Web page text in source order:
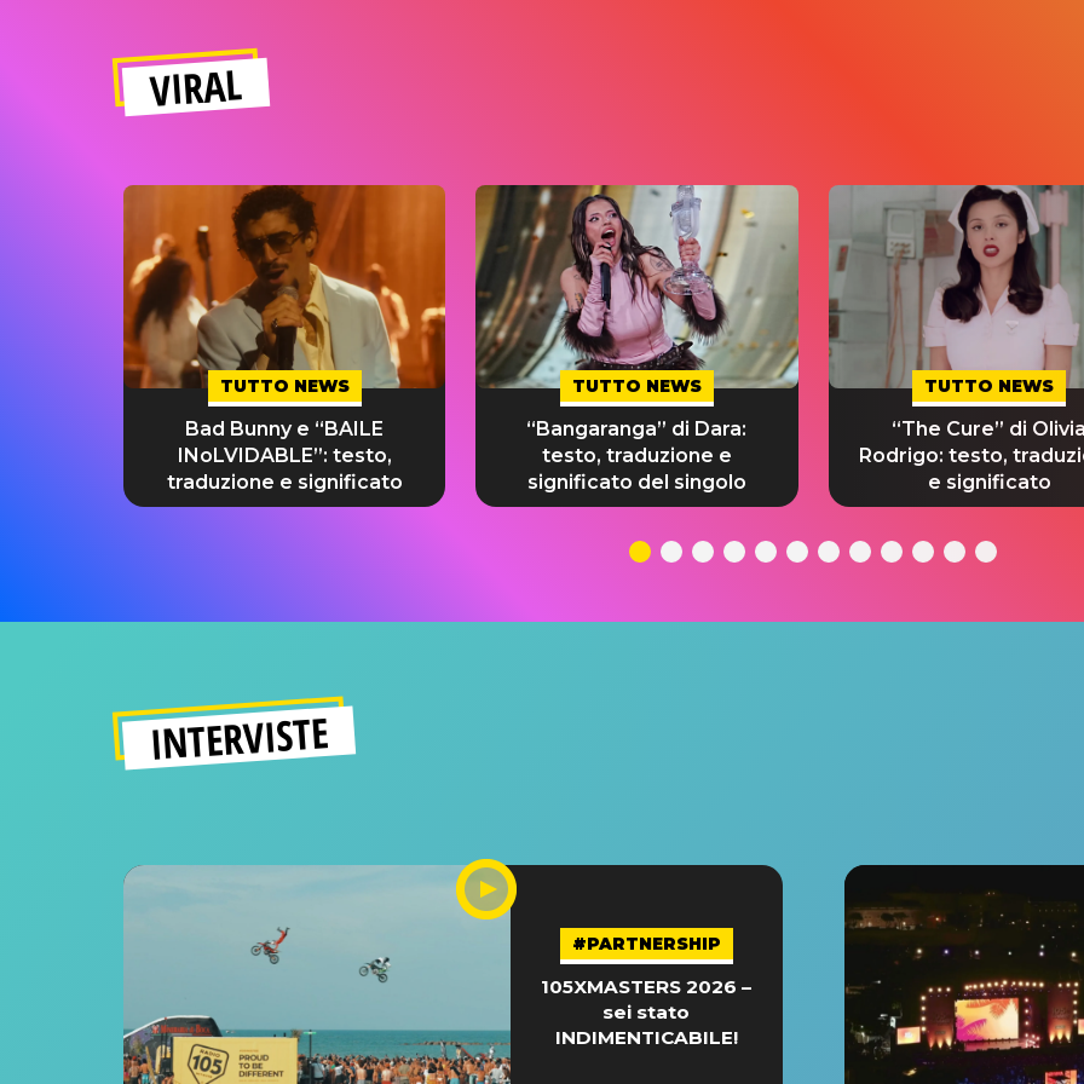
VIRAL
TUTTO NEWS
Bad Bunny e “BAILE
INoLVIDABLE”: testo,
traduzione e significato
TUTTO NEWS
“Bangaranga” di Dara:
testo, traduzione e
significato del singolo
TUTTO NEWS
“The Cure” di Olivia
Rodrigo: testo,
e significato
INTERVISTE
#PARTNERSHIP
105XMASTERS 2026 –
sei stato
INDIMENTICABILE!